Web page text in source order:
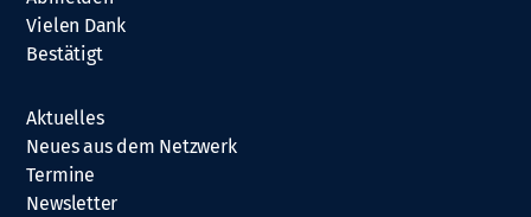
Vielen Dank
Bestätigt
Aktuelles
Neues aus dem Netzwerk
Termine
Newsletter